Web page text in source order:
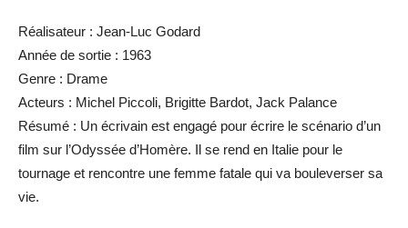
Réalisateur : Jean-Luc Godard
Année de sortie : 1963
Genre : Drame
Acteurs : Michel Piccoli, Brigitte Bardot, Jack Palance
Résumé : Un écrivain est engagé pour écrire le scénario d’un
film sur l’Odyssée d’Homère. Il se rend en Italie pour le
tournage et rencontre une femme fatale qui va bouleverser sa
vie.